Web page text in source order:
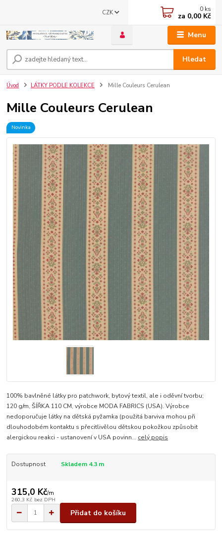
Menu
CZK
Hledat
0 ks
za 0,00 Kč
Úvod LÁTKY PODLE KOLEKCE Mille Couleurs Cerulean
Mille Couleurs Cerulean
Novinka
100% bavlněné látky pro patchwork, bytový textil, ale i oděvní tvorbu;
120 g/m, ŠÍŘKA 110 CM, výrobce MODA FABRICS (USA). Výrobce
nedoporučuje látky na dětská pyžamka (použitá barviva mohou při
dlouhodobém kontaktu s přecitlivělou dětskou pokožkou způsobit
alergickou reakci - ustanovení v USA povinn... celý popis
Dostupnost Skladem 4.3 m
315,0 Kč/m
260,3 Kč bez DPH
Přidat do košíku